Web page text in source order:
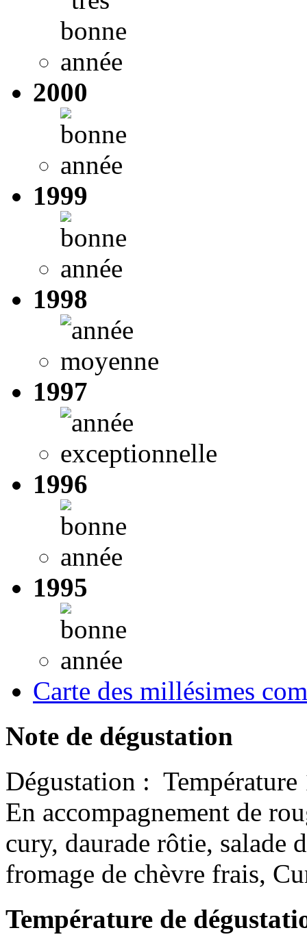
2000
1999
1998
1997
1996
1995
Carte des millésimes
Note de dégustation
Dégustation : Température
En accompagnement de
cury, daurade rôtie, salade
fromage de chèvre frais,
Température de